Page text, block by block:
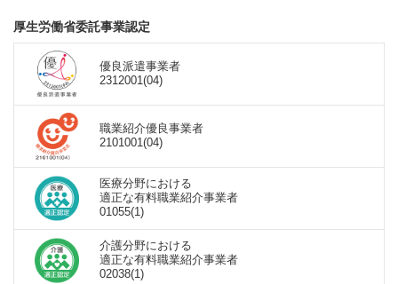
厚生労働省委託事業認定
優良派遣事業者
2312001(04)
職業紹介優良事業者
2101001(04)
医療分野における
適正な有料職業紹介事業者
01055(1)
介護分野における
適正な有料職業紹介事業者
02038(1)